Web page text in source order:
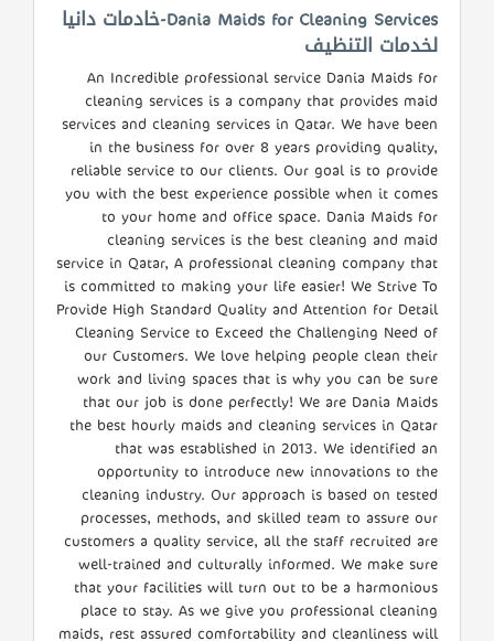
Dania Maids for Cleaning Services-خادمات دانيا
لخدمات التنظيف
An Incredible professional service Dania Maids for
cleaning services is a company that provides maid
services and cleaning services in Qatar. We have been
in the business for over 8 years providing quality,
reliable service to our clients. Our goal is to provide
you with the best experience possible when it comes
to your home and office space. Dania Maids for
cleaning services is the best cleaning and maid
service in Qatar, A professional cleaning company that
is committed to making your life easier! We Strive To
Provide High Standard Quality and Attention for Detail
Cleaning Service to Exceed the Challenging Need of
our Customers. We love helping people clean their
work and living spaces that is why you can be sure
that our job is done perfectly! We are Dania Maids
the best hourly maids and cleaning services in Qatar
that was established in 2013. We identified an
opportunity to introduce new innovations to the
cleaning industry. Our approach is based on tested
processes, methods, and skilled team to assure our
customers a quality service, all the staff recruited are
well-trained and culturally informed. We make sure
that your facilities will turn out to be a harmonious
place to stay. As we give you professional cleaning
maids, rest assured comfortability and cleanliness will